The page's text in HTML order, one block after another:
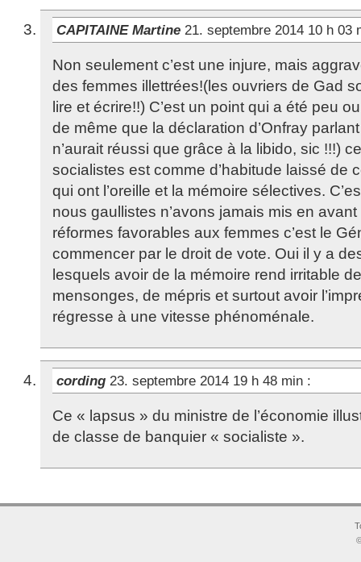
CAPITAINE Martine 21. septembre 2014 10 h 03
Non seulement c’est une injure, mais
des femmes illettrées!(les ouvriers de Gad
lire et écrire!!) C’est un point qui a été peu
de même que la déclaration d’Onfray
n’aurait réussi que grâce à la libido, sic !!!)
socialistes est comme d’habitude laissé de
qui ont l’oreille et la mémoire sélectives.
nous gaullistes n’avons jamais mis en
réformes favorables aux femmes c’est le
commencer par le droit de vote. Oui il y a
lesquels avoir de la mémoire rend irritable
mensonges, de mépris et surtout avoir
régresse à une vitesse phénoménale.
cording 23. septembre 2014 19 h 48 min :
Ce « lapsus » du ministre de l’économie
de classe de banquier « socialiste ».